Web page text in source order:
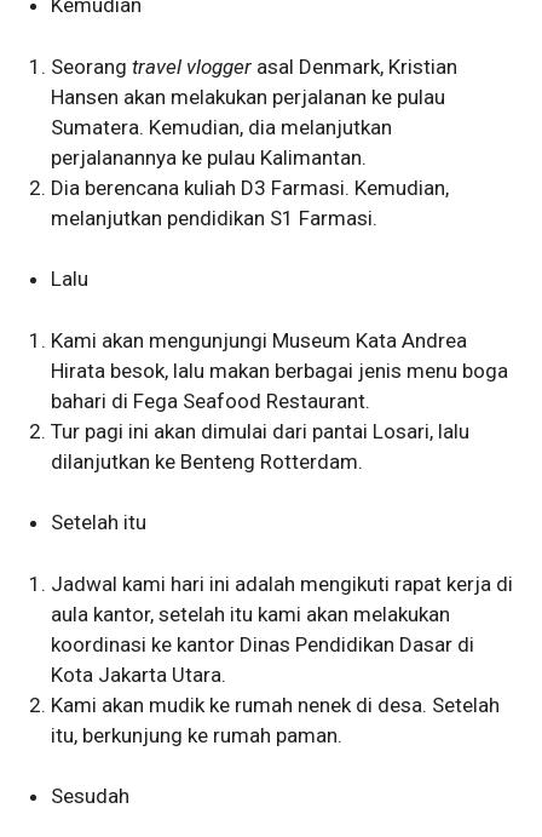
Kemudian
Seorangtravel vlogger asal Denmark, Kristian
Hansen akan melakukan perjalanan ke pulau
Sumatera. Kemudian, dia melanjutkan
perjalanannya ke pulau Kalimantan.
Dia berencana kuliah D3 Farmasi. Kemudian,
melanjutkan pendidikan S1 Farmasi.
Lalu
Kami akan mengunjungi Museum Kata Andrea
Hirata besok, lalu makan berbagai jenis menu boga
bahari di Fega Seafood Restaurant.
Tur pagi ini akan dimulai dari pantai Losari, lalu
dilanjutkan ke Benteng Rotterdam.
Setelah itu
Jadwal kami hari ini adalah mengikuti rapat kerja di
aula kantor, setelah itu kami akan melakukan
koordinasi ke kantor Dinas Pendidikan Dasar di
Kota Jakarta Utara.
Kami akan mudik ke rumah nenek di desa. Setelah
itu, berkunjung ke rumah paman.
Sesudah